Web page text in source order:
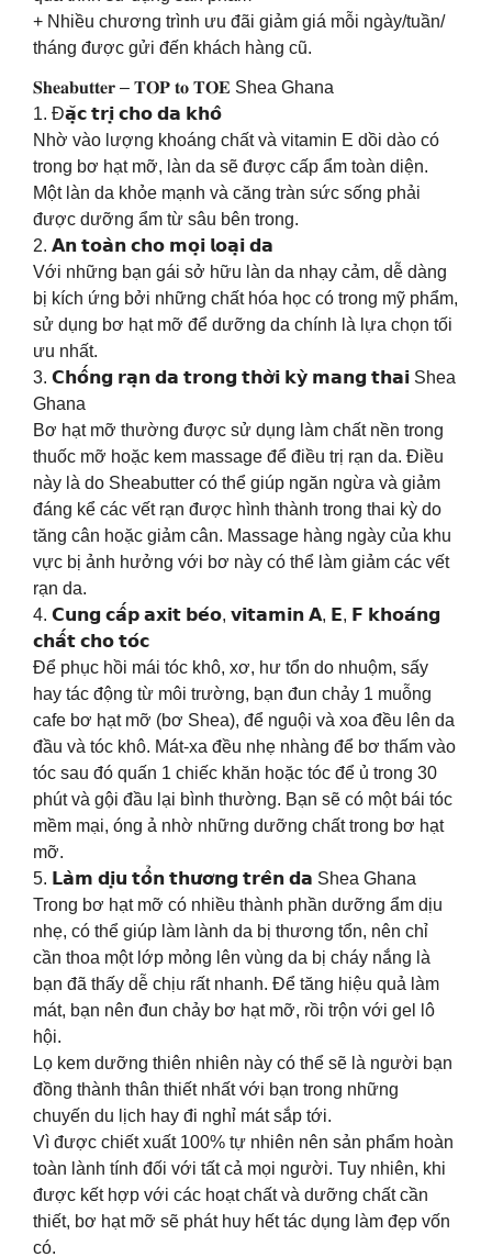
+ Nhiều chương trình ưu đãi giảm giá mỗi ngày/tuần/
tháng được gửi đến khách hàng cũ.
𝐒𝐡𝐞𝐚𝐛𝐮𝐭𝐭𝐞𝐫 – 𝐓𝐎𝐏 𝐭𝐨 𝐓𝐎𝐄 Shea Ghana
1. Đ𝗮̣̆𝗰 𝘁𝗿𝗶̣ 𝗰𝗵𝗼 𝗱𝗮 𝗸𝗵𝗼̂
Nhờ vào lượng khoáng chất và vitamin E dồi dào có
trong bơ hạt mỡ, làn da sẽ được cấp ẩm toàn diện.
Một làn da khỏe mạnh và căng tràn sức sống phải
được dưỡng ẩm từ sâu bên trong.
2. 𝗔𝗻 𝘁𝗼𝗮̀𝗻 𝗰𝗵𝗼 𝗺𝗼̣𝗶 𝗹𝗼𝗮̣𝗶 𝗱𝗮
Với những bạn gái sở hữu làn da nhạy cảm, dễ dàng
bị kích ứng bởi những chất hóa học có trong mỹ phẩm,
sử dụng bơ hạt mỡ để dưỡng da chính là lựa chọn tối
ưu nhất.
3. 𝗖𝗵𝗼̂́𝗻𝗴 𝗿𝗮̣𝗻 𝗱𝗮 𝘁𝗿𝗼𝗻𝗴 𝘁𝗵𝗼̛̀𝗶 𝗸𝘆̀ 𝗺𝗮𝗻𝗴 𝘁𝗵𝗮𝗶 Shea
Ghana
Bơ hạt mỡ thường được sử dụng làm chất nền trong
thuốc mỡ hoặc kem massage để điều trị rạn da. Điều
này là do Sheabutter có thể giúp ngăn ngừa và giảm
đáng kể các vết rạn được hình thành trong thai kỳ do
tăng cân hoặc giảm cân. Massage hàng ngày của khu
vực bị ảnh hưởng với bơ này có thể làm giảm các vết
rạn da.
4. 𝗖𝘂𝗻𝗴 𝗰𝗮̂́𝗽 𝗮𝘅𝗶𝘁 𝗯𝗲́𝗼, 𝘃𝗶𝘁𝗮𝗺𝗶𝗻 𝗔, 𝗘, 𝗙 𝗸𝗵𝗼𝗮́𝗻𝗴
𝗰𝗵𝗮̂́𝘁 𝗰𝗵𝗼 𝘁𝗼́𝗰
Để phục hồi mái tóc khô, xơ, hư tổn do nhuộm, sấy
hay tác động từ môi trường, bạn đun chảy 1 muỗng
cafe bơ hạt mỡ (bơ Shea), để nguội và xoa đều lên da
đầu và tóc khô. Mát-xa đều nhẹ nhàng để bơ thấm vào
tóc sau đó quấn 1 chiếc khăn hoặc tóc để ủ trong 30
phút và gội đầu lại bình thường. Bạn sẽ có một bái tóc
mềm mại, óng ả nhờ những dưỡng chất trong bơ hạt
mỡ.
5. 𝗟𝗮̀𝗺 𝗱𝗶̣𝘂 𝘁𝗼̂̉𝗻 𝘁𝗵𝘂̛𝗼̛𝗻𝗴 𝘁𝗿𝗲̂𝗻 𝗱𝗮 Shea Ghana
Trong bơ hạt mỡ có nhiều thành phần dưỡng ẩm dịu
nhẹ, có thể giúp làm lành da bị thương tổn, nên chỉ
cần thoa một lớp mỏng lên vùng da bị cháy nắng là
bạn đã thấy dễ chịu rất nhanh. Để tăng hiệu quả làm
mát, bạn nên đun chảy bơ hạt mỡ, rồi trộn với gel lô
hội.
Lọ kem dưỡng thiên nhiên này có thể sẽ là người bạn
đồng thành thân thiết nhất với bạn trong những
chuyến du lịch hay đi nghỉ mát sắp tới.
Vì được chiết xuất 100% tự nhiên nên sản phẩm hoàn
toàn lành tính đối với tất cả mọi người. Tuy nhiên, khi
được kết hợp với các hoạt chất và dưỡng chất cần
thiết, bơ hạt mỡ sẽ phát huy hết tác dụng làm đẹp vốn
có.